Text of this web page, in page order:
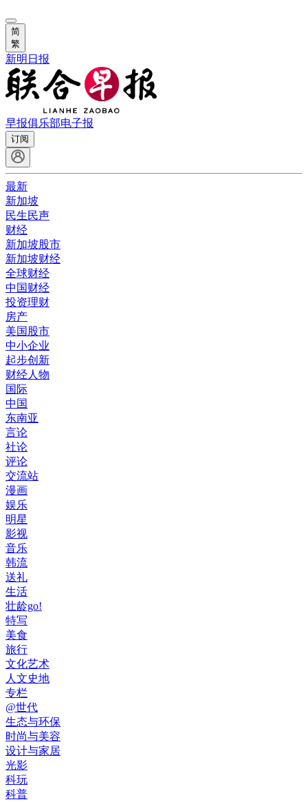
简
繁
新明日报
早报俱乐部电子报
订阅
最新
新加坡
民生民声
财经
新加坡股市
新加坡财经
全球财经
中国财经
投资理财
房产
美国股市
中小企业
起步创新
财经人物
国际
中国
东南亚
言论
社论
评论
交流站
漫画
娱乐
明星
影视
音乐
韩流
送礼
生活
壮龄go!
特写
美食
旅行
文化艺术
人文史地
专栏
@世代
生态与环保
时尚与美容
设计与家居
光影
科玩
科普